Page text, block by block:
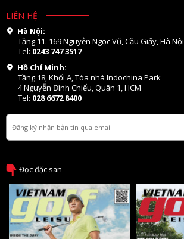
LIÊN HỆ
Hà Nội:
Tầng 11. 169 Nguyễn Ngọc Vũ, Cầu Giấy, Hà Nội
Tel: 0243 747 3517
Hồ Chí Minh:
Tầng 18, Khối A, Tòa nhà Indochina Park
4 Nguyễn Đình Chiểu, Quận 1, HCM
Tel: 028 6672 8400
Đọc đặc san